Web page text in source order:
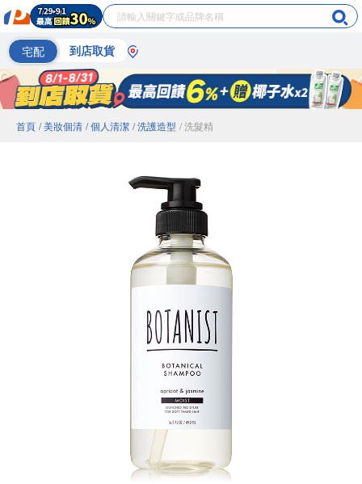
宅配 到店取貨
首頁 / 美妝個清 / 個人清潔 / 洗護造型 / 洗髮精